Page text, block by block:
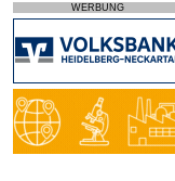
WERBUNG